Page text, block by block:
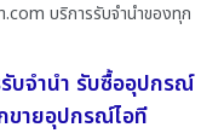
.com บริการรับจำนำของทุก
บจำนำ รับซื้ออุปกรณ์
ขายอุปกรณ์ไอที